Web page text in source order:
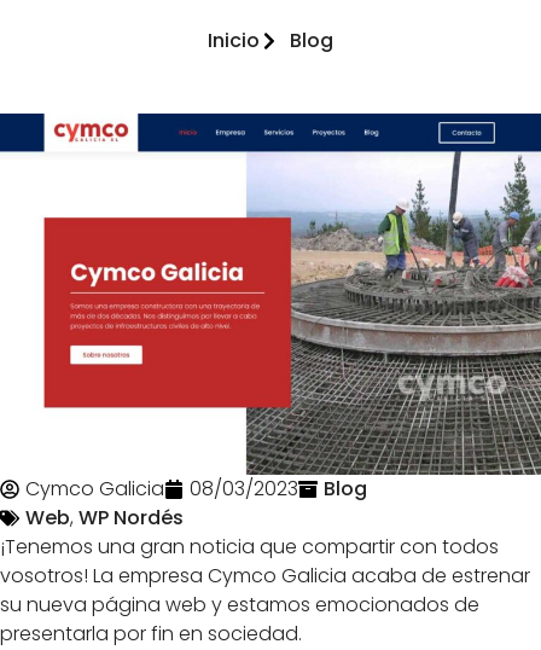
Inicio Blog
Cymco Galicia 08/03/2023
Blog
Web, WP Nordés
¡Tenemos una gran noticia que compartir con todos
vosotros! La empresa Cymco Galicia acaba de estrenar
su nueva página web y estamos emocionados de
presentarla por fin en sociedad.